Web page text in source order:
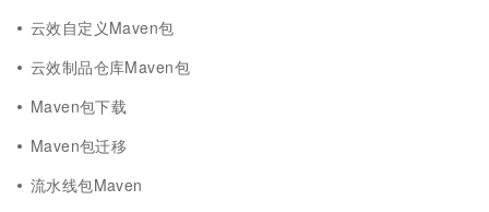
云效自定义Maven包
云效制品仓库Maven包
Maven包下载
Maven包迁移
流水线包Maven